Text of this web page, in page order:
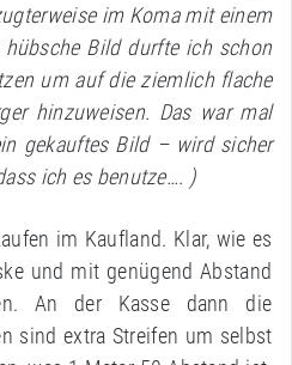
im Koma mit einem
Bild durfte ich schon
um auf die ziemlich flache
hinzuweisen. Das war mal
gekauftes Bild – wird sicher
ich es benutze…. )
im Kaufland. Klar, wie es
und mit genügend Abstand
An der Kasse dann die
sind extra Streifen um selbst